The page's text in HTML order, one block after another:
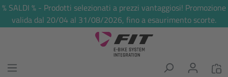
principale
% SALDI % - Prodotti selezionati a prezzi vantaggiosi! Promozione
valida dal 20/04 al 31/08/2026, fino a esaurimento scorte.